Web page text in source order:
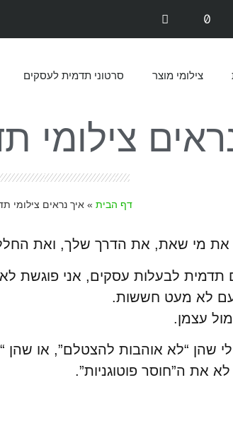
צילומי מוצר סרטוני תדמית לעסקים
צילומי
דף הבית »איך נראים צילומי
את מי שאת, את הדרך שלך, ואת
לבעלות עסקים, אני פוגשת
עם לא מעט חששות.
עצמן.
שהן “לא אוהבות להצטלם”, או שהן
את ה”חוסר פוטוגניות”.